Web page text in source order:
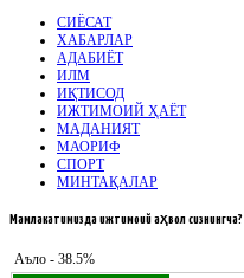
СИЁСАТ
ХАБАРЛАР
АДАБИЁТ
ИЛМ
ИҚТИСОД
ИЖТИМОИЙ ҲАЁТ
МАДАНИЯТ
МАОРИФ
СПОРТ
МИНТАҚАЛАР
Мамлакатимиздаижтимоий аҳвол сизнингча?
Аъло - 38.5%